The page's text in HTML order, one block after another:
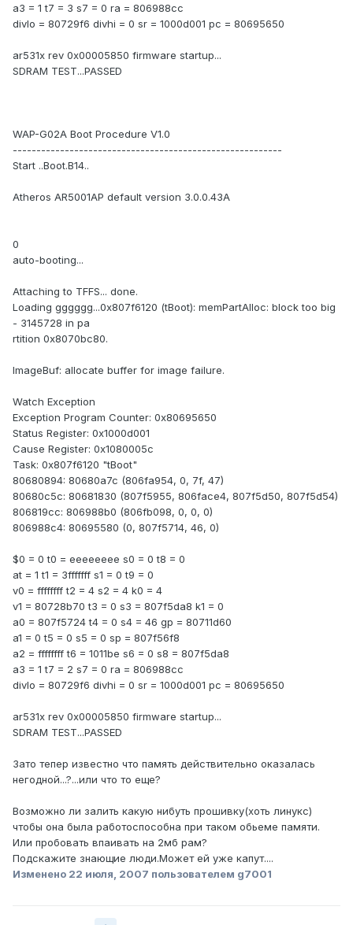
a3 = 1 t7 = 3 s7 = 0 ra = 806988cc
divlo = 80729f6 divhi = 0 sr = 1000d001 pc = 80695650
ar531x rev 0x00005850 firmware startup...
SDRAM TEST...PASSED
WAP-G02A Boot Procedure V1.0
---------------------------------------------------------
Start ..Boot.B14..
Atheros AR5001AP default version 3.0.0.43A
0
auto-booting...
Attaching to TFFS... done.
Loading gggggg...0x807f6120 (tBoot): memPartAlloc: block too big
- 3145728 in pa
rtition 0x8070bc80.
ImageBuf: allocate buffer for image failure.
Watch Exception
Exception Program Counter: 0x80695650
Status Register: 0x1000d001
Cause Register: 0x1080005c
Task: 0x807f6120 "tBoot"
80680894: 80680a7c (806fa954, 0, 7f, 47)
80680c5c: 80681830 (807f5955, 806face4, 807f5d50, 807f5d54)
806819cc: 806988b0 (806fb098, 0, 0, 0)
806988c4: 80695580 (0, 807f5714, 46, 0)
$0 = 0 t0 = eeeeeeee s0 = 0 t8 = 0
at = 1 t1 = 3fffffff s1 = 0 t9 = 0
v0 = ffffffff t2 = 4 s2 = 4 k0 = 4
v1 = 80728b70 t3 = 0 s3 = 807f5da8 k1 = 0
a0 = 807f5724 t4 = 0 s4 = 46 gp = 80711d60
a1 = 0 t5 = 0 s5 = 0 sp = 807f56f8
a2 = ffffffff t6 = 1011be s6 = 0 s8 = 807f5da8
a3 = 1 t7 = 2 s7 = 0 ra = 806988cc
divlo = 80729f6 divhi = 0 sr = 1000d001 pc = 80695650
ar531x rev 0x00005850 firmware startup...
SDRAM TEST...PASSED
Зато тепер известно что память действительно оказалась
негодной...?...или что то еще?
Возможно ли залить какую нибуть прошивку(хоть линукс)
чтобы она была работоспособна при таком обьеме памяти.
Или пробовать впаивать на 2мб рам?
Подскажите знающие люди.Может ей уже капут....
Изменено 22 июля, 2007 пользователем g7001